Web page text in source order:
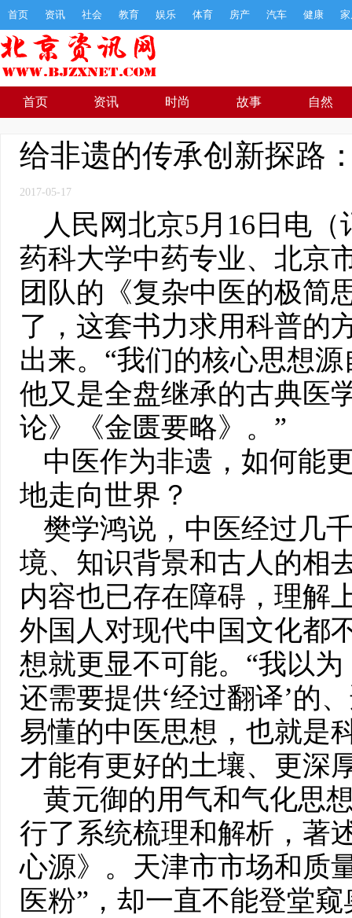
首页 资讯 社会 教育 娱乐 体育 房产 汽车 健康
首页 资讯 时尚 故事 自然
给非遗的传承创新探路
2017-05-17
人民网北京5月16日电
药科大学中药专业、北京
团队的《复杂中医的极简
了，这套书力求用科普的
出来。“我们的核心思想
他又是全盘继承的古典医
论》《金匮要略》。”
中医作为非遗，如何能
地走向世界？
樊学鸿说，中医经过几
境、知识背景和古人的相
内容也已存在障碍，理解
外国人对现代中国文化都
想就更显不可能。“我以
还需要提供‘经过翻译’的
易懂的中医思想，也就是
才能有更好的土壤、更深
黄元御的用气和气化思
行了系统梳理和解析，著
心源》。天津市市场和质
医粉”，却一直不能登堂